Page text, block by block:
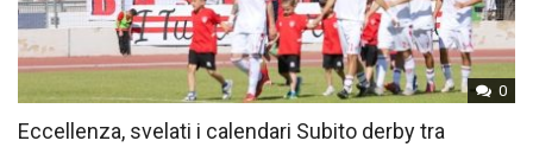
0
Eccellenza, svelati i calendari Subito derby tra